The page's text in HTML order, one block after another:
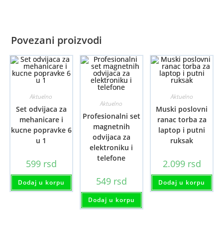
Povezani proizvodi
Aktuelno
Set odvijaca za
mehanicare i
kucne popravke 6
u 1
599 rsd
Dodaj u korpu
Aktuelno
Profesionalni set
magnetnih
odvijaca za
elektroniku i
telefone
549 rsd
Dodaj u korpu
Aktuelno
Muski poslovni
ranac torba za
laptop i putni
ruksak
2.099 rsd
Dodaj u korpu